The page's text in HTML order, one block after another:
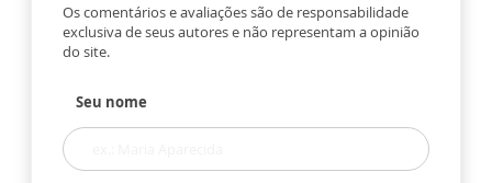
Os comentários e avaliações são de responsabilidade
exclusiva de seus autores e não representam a opinião
do site.
Seu nome